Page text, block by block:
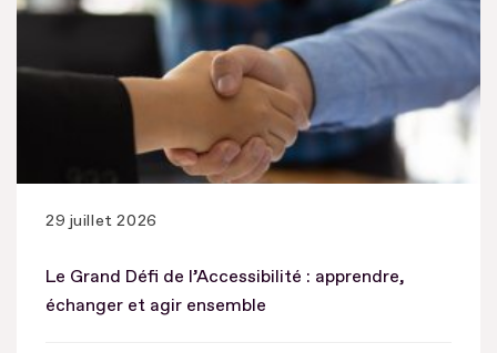
29 juillet 2026
Le Grand Défi de l’Accessibilité : apprendre,
échanger et agir ensemble